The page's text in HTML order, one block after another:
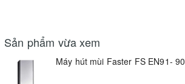
Sản phẩm vừa xem
Máy hút mùi Faster FS EN91- 90